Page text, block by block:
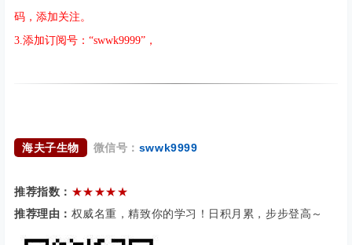
码，添加关注。
3.添加订阅号：“swwk9999”，
海夫子生物 微信号 ： swwk9999
推荐指数： ★★★★★
推荐理由： 权威名重，精致你的学习！日积月累，步步登高～